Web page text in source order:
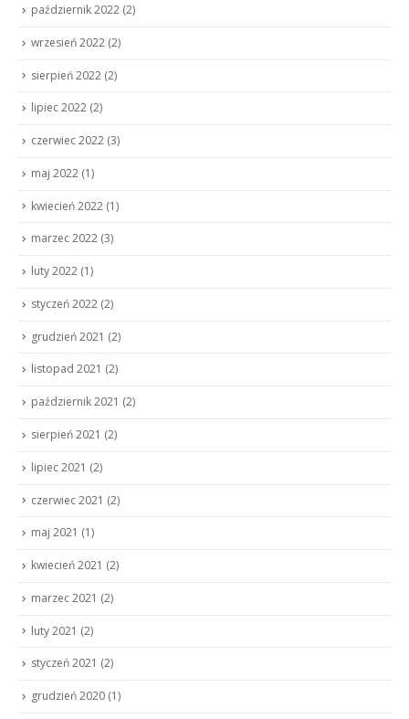
październik 2022 (2)
wrzesień 2022 (2)
sierpień 2022 (2)
lipiec 2022 (2)
czerwiec 2022 (3)
maj 2022 (1)
kwiecień 2022 (1)
marzec 2022 (3)
luty 2022 (1)
styczeń 2022 (2)
grudzień 2021 (2)
listopad 2021 (2)
październik 2021 (2)
sierpień 2021 (2)
lipiec 2021 (2)
czerwiec 2021 (2)
maj 2021 (1)
kwiecień 2021 (2)
marzec 2021 (2)
luty 2021 (2)
styczeń 2021 (2)
grudzień 2020 (1)